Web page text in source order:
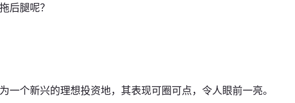
后腿呢？
一个新兴的理想投资地，其表现可圈可点，令人眼前一亮。